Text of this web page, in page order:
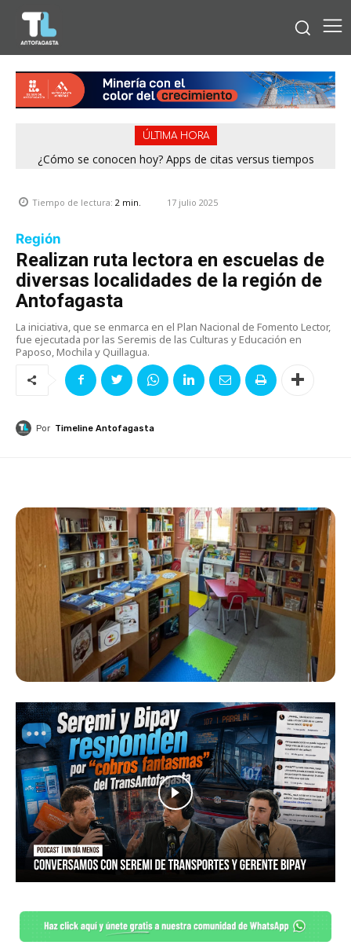
ÚLTIMA HORA
¿Cómo se conocen hoy? Apps de citas versus tiempos
Tiempo de lectura: 2 min. 17 julio 2025
Región
Realizan ruta lectora en escuelas de
diversas localidades de la región de
Antofagasta
La iniciativa, que se enmarca en el Plan Nacional de Fomento Lector,
fue ejecutada por las Seremis de las Culturas y Educación en
Paposo, Mochila y Quillagua.
Por Timeline Antofagasta